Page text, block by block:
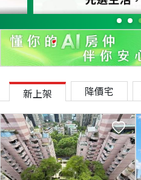
新上架 降價宅